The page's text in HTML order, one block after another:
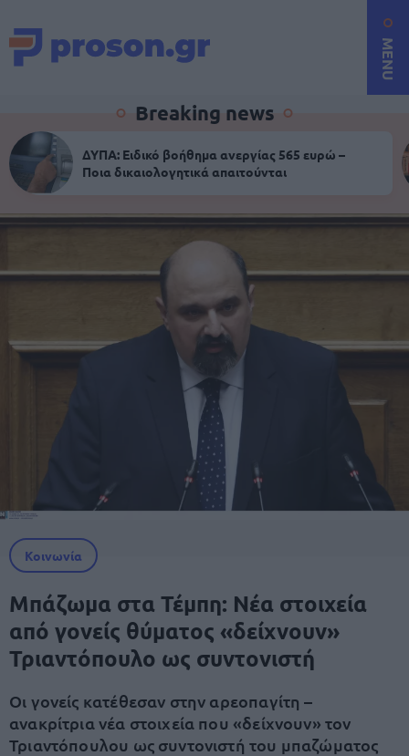
MENU
Breaking news
ΔΥΠΑ: Ειδικό βοήθημα ανεργίας 565 ευρώ –
Ποια δικαιολογητικά απαιτούνται
Κοινωνία
Μπάζωμα στα Τέμπη: Νέα στοιχεία
από γονείς θύματος «δείχνουν»
Τριαντόπουλο ως συντονιστή
Οι γονείς κατέθεσαν στην αρεοπαγίτη –
ανακρίτρια νέα στοιχεία που «δείχνουν» τον
Τριαντόπουλου ως συντονιστή του μπαζώματος